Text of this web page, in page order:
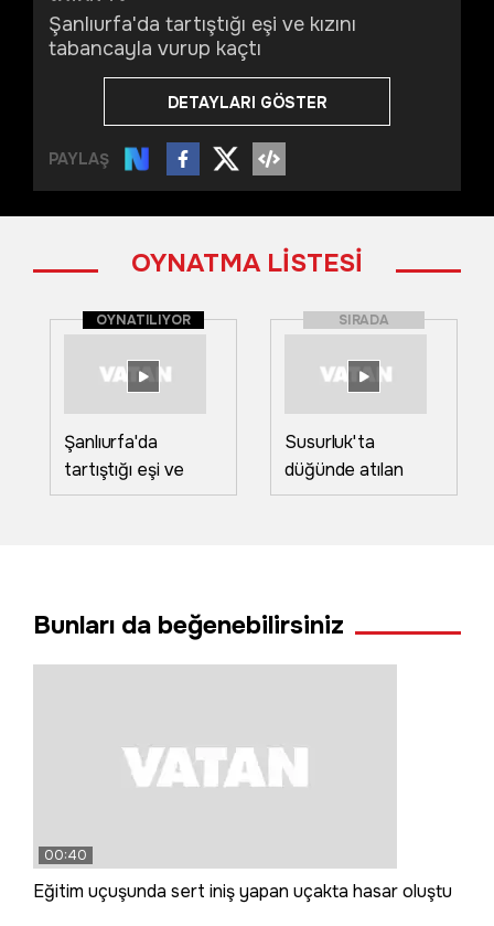
Şanlıurfa'da tartıştığı eşi ve kızını
tabancayla vurup kaçtı
DETAYLARI GÖSTER
PAYLAŞ
OYNATMA LİSTESİ
OYNATILIYOR
Şanlıurfa'da
tartıştığı eşi ve
kızını tabancayla
SIRADA
Susurluk'ta
düğünde atılan
havai fişekler
Bunları da beğenebilirsiniz
00:40
Eğitim uçuşunda sert iniş yapan uçakta hasar oluştu